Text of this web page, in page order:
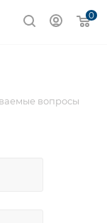
0
вопросы